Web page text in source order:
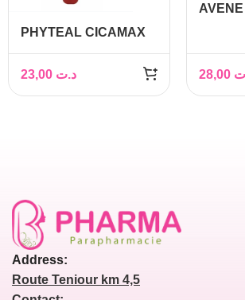
PHYTEAL CICAMAX
15ML
د.ت
Address:
Route Teniour km 4,5